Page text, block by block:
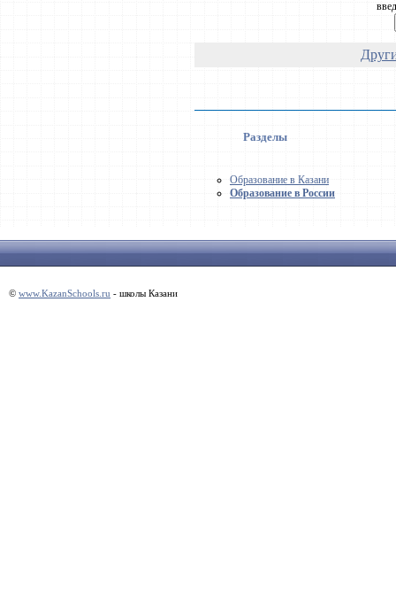
Разделы
Образование в Казани
Образование в России
© www.KazanSchools.ru - школы Казани